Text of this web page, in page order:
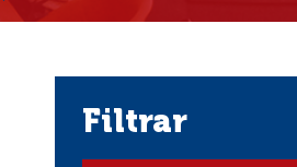
filtrar